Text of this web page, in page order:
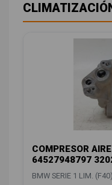
COMPRESOR
64527948797
BMW SERIE 1 LIM.